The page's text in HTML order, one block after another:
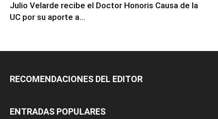
Julio Velarde recibe el Doctor Honoris Causa de la
UC por su aporte a...
RECOMENDACIONES DEL EDITOR
ENTRADAS POPULARES